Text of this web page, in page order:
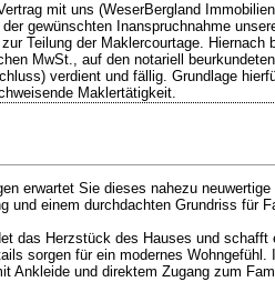
mit uns (WeserBergland
der gewünschten Inanspruchnahme
zur Teilung der Maklercourtage.
MwSt., auf den notariell
verdient und fällig. Grundlage
Maklertätigkeit.
erwartet Sie dieses nahezu
und einem durchdachten Grundriss für
das Herzstück des Hauses und
sorgen für ein modernes
Ankleide und direktem Zugang zum